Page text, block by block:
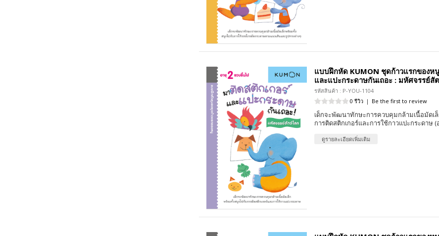
แบบฝึกหัด KUMON ชุดก้าวแรกของห
และแปะกระดาษกันเถอะ : มหัศจรรย์สั
รหัสสินค้า : P-YOU-1104
0 รีวิว | Be the first to review
เด็กจะพัฒนาทักษะการควบคุมกล้ามเนื้อมัดเ
การติดสติกเกอร์และการใช้กาวแปะกระดาษ
ดูรายละเอียดเพิ่มเติม